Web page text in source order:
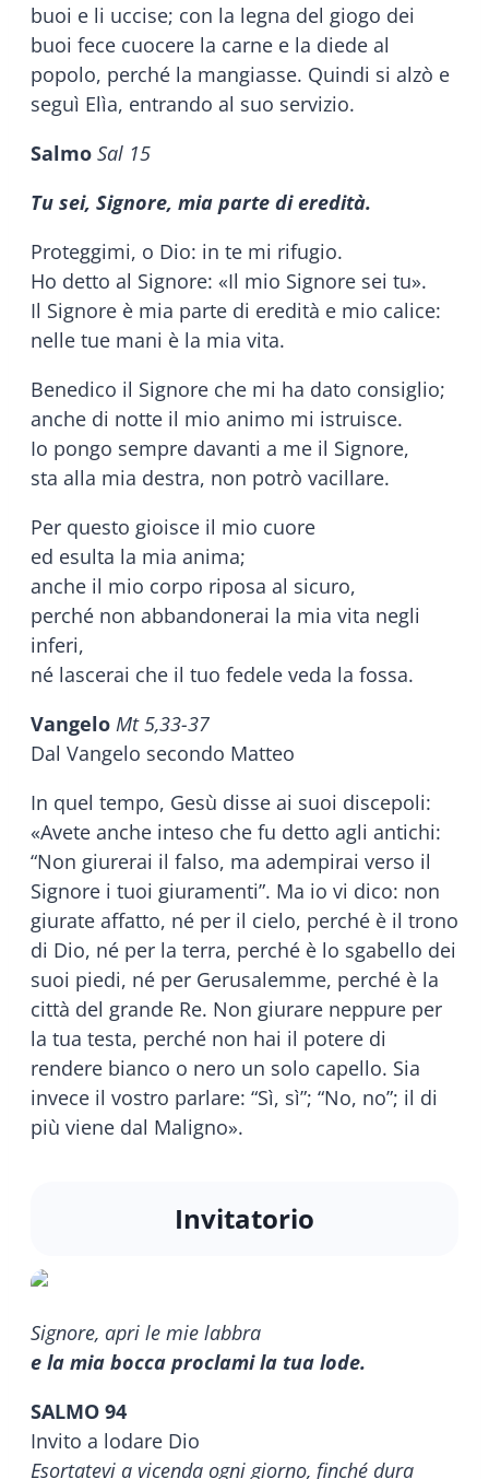
buoi e li uccise; con la legna del giogo dei
buoi fece cuocere la carne e la diede al
popolo, perché la mangiasse. Quindi si alzò e
seguì Elìa, entrando al suo servizio.
Salmo Sal 15
Tu sei, Signore, mia parte di eredità.
Proteggimi, o Dio: in te mi rifugio.
Ho detto al Signore: «Il mio Signore sei tu».
Il Signore è mia parte di eredità e mio calice:
nelle tue mani è la mia vita.
Benedico il Signore che mi ha dato consiglio;
anche di notte il mio animo mi istruisce.
Io pongo sempre davanti a me il Signore,
sta alla mia destra, non potrò vacillare.
Per questo gioisce il mio cuore
ed esulta la mia anima;
anche il mio corpo riposa al sicuro,
perché non abbandonerai la mia vita negli
inferi,
né lascerai che il tuo fedele veda la fossa.
Vangelo Mt 5,33-37
Dal Vangelo secondo Matteo
In quel tempo, Gesù disse ai suoi discepoli:
«Avete anche inteso che fu detto agli antichi:
“Non giurerai il falso, ma adempirai verso il
Signore i tuoi giuramenti”. Ma io vi dico: non
giurate affatto, né per il cielo, perché è il trono
di Dio, né per la terra, perché è lo sgabello dei
suoi piedi, né per Gerusalemme, perché è la
città del grande Re. Non giurare neppure per
la tua testa, perché non hai il potere di
rendere bianco o nero un solo capello. Sia
invece il vostro parlare: “Sì, sì”; “No, no”; il di
più viene dal Maligno».
Invitatorio
Signore, apri le mie labbra
e la mia bocca proclami la tua lode.
SALMO 94
Invito a lodare Dio
Esortatevi a vicenda ogni giorno, finché dura